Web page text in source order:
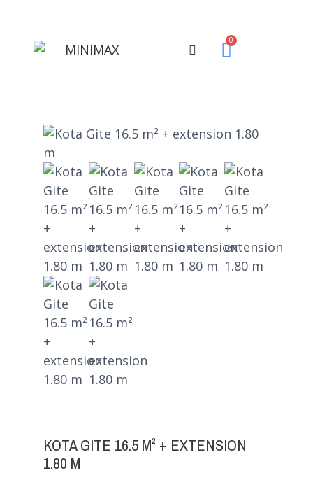
KOTA GITE 16.5 M² + EXTENSION
1.80 M